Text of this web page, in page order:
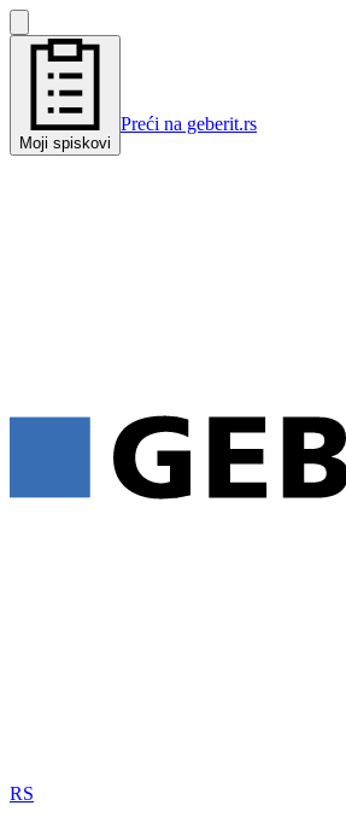
Moji spiskovi
Preći na geberit.rs
RS